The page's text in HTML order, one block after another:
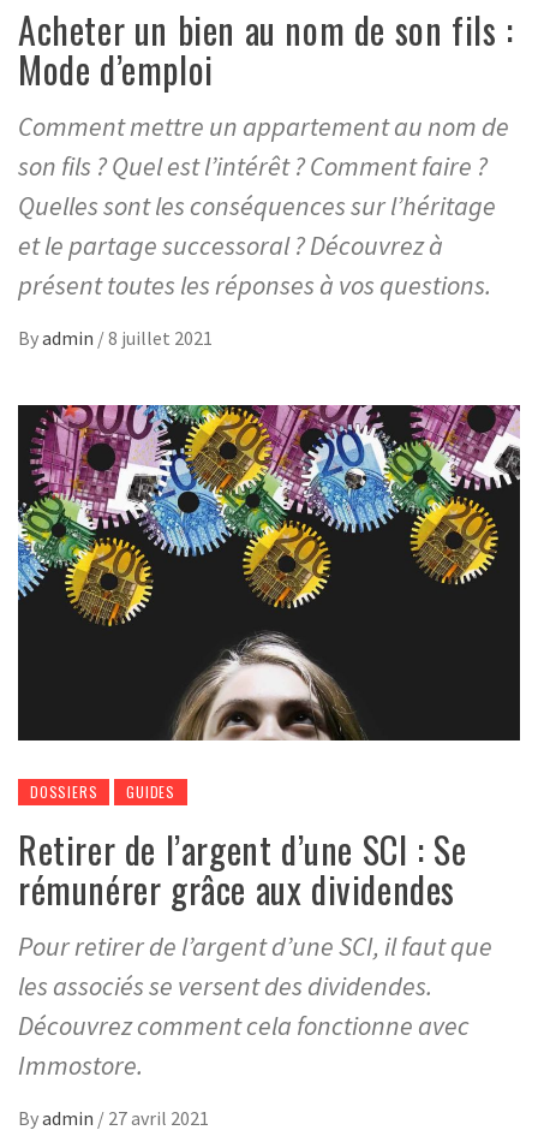
Acheter un bien au nom de son fils :
Mode d’emploi
Comment mettre un appartement au nom de
son fils ? Quel est l’intérêt ? Comment faire ?
Quelles sont les conséquences sur l’héritage
et le partage successoral ? Découvrez à
présent toutes les réponses à vos questions.
Byadmin /8 juillet 2021
DOSSIERS GUIDES
Retirer de l’argent d’une SCI : Se
rémunérer grâce aux dividendes
Pour retirer de l’argent d’une SCI, il faut que
les associés se versent des dividendes.
Découvrez comment cela fonctionne avec
Immostore.
Byadmin / 27 avril 2021